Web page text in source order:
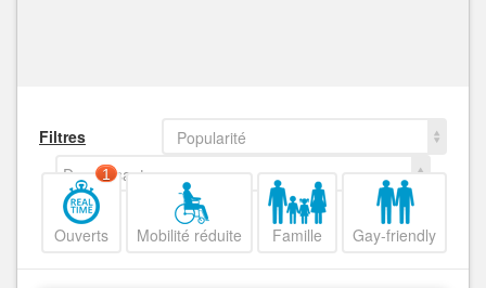
Filtres
Popularité
Decroissant
Ouverts
1
Mobilité réduite Famille Gay-friendly